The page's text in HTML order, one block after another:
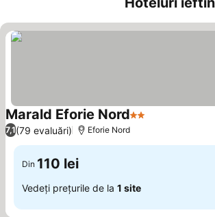
Marald Eforie Nord2 Stele
7,1(79 evaluări) Eforie Nord
Din 110 lei
Vedeți prețurile de la 1 site